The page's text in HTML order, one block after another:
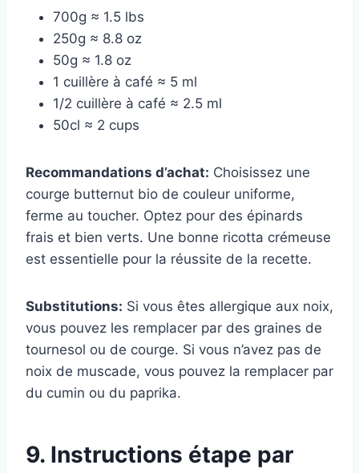
700g ≈ 1.5 lbs
250g ≈ 8.8 oz
50g ≈ 1.8 oz
1 cuillère à café ≈ 5 ml
1/2 cuillère à café ≈ 2.5 ml
50cl ≈ 2 cups
Recommandations d’achat: Choisissez une
courge butternut bio de couleur uniforme,
ferme au toucher. Optez pour des épinards
frais et bien verts. Une bonne ricotta crémeuse
est essentielle pour la réussite de la recette.
Substitutions: Si vous êtes allergique aux noix,
vous pouvez les remplacer par des graines de
tournesol ou de courge. Si vous n’avez pas de
noix de muscade, vous pouvez la remplacer par
du cumin ou du paprika.
9. Instructions étape par